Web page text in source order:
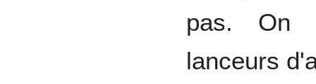
pas. On
lanceurs